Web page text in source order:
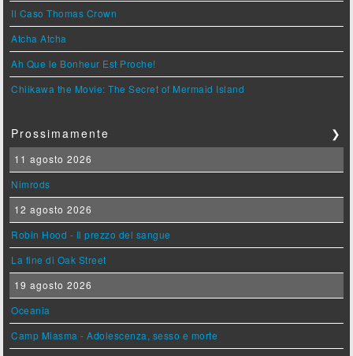
Il Caso Thomas Crown
Atcha Atcha
Ah Que le Bonheur Est Proche!
Chiikawa the Movie: The Secret of Mermaid Island
Prossimamente ❯
11 agosto 2026
Nimrods
12 agosto 2026
Robin Hood - Il prezzo del sangue
La fine di Oak Street
19 agosto 2026
Oceania
Camp Miasma - Adolescenza, sesso e morte